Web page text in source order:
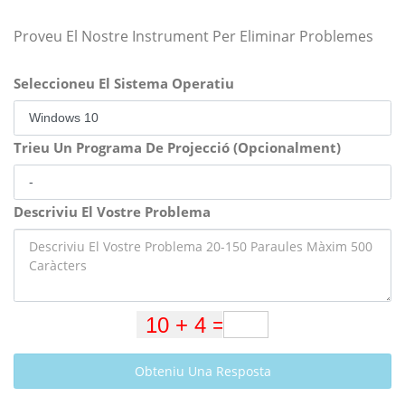
Proveu El Nostre Instrument Per Eliminar Problemes
Seleccioneu El Sistema Operatiu
Trieu Un Programa De Projecció (Opcionalment)
Descriviu El Vostre Problema
Obteniu Una Resposta